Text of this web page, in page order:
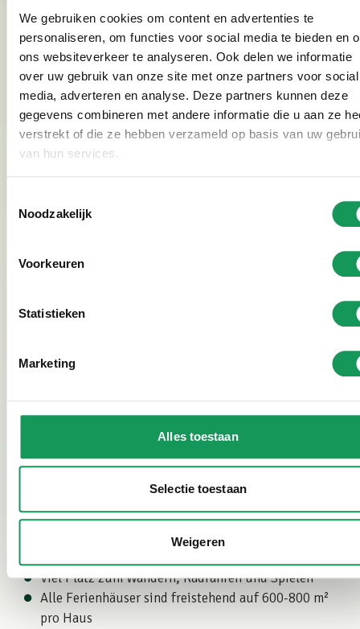
We gebruiken cookies om content en advertenties te
personaliseren, om functies voor social media te bieden en
ons websiteverkeer te analyseren. Ook delen we informatie
over uw gebruik van onze site met onze partners voor social
media, adverteren en analyse. Deze partners kunnen deze
gegevens combineren met andere informatie die u aan ze
verstrekt of die ze hebben verzameld op basis van uw
van hun services.
Noodzakelijk
Voorkeuren
Statistieken
Marketing
Alles toestaan
Selectie toestaan
Weigeren
klettern, Mountainbiken oder Quadfahren. Entdecken
Siealle Aktivitätenoder fragen Sie uns an der
Rezeption.
See photo gallery
Top 5 der Niederlande
sind Sie im Bosvillapark Eureka genau richtig. Unser
schönsten und saubersten Ferienparks der
Goldenen Zoover Award gewonnen und auf Google
Interessiert? Schauen Sie hier nach unserer
Warum Villapark Eureka?
Kleiner Familienpark auf einem großen Anwesen
Seit Jahren in den Top 5 der besten Ferienparks der
Viel Platz zum Wandern, Radfahren und Spielen
Alle Ferienhäuser sind freistehend auf 600-800 m²
pro Haus